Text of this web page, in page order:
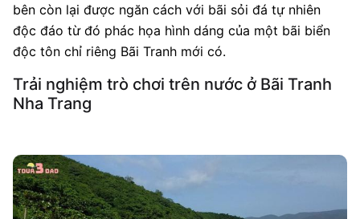
bên còn lại được ngăn cách với bãi sỏi đá tự nhiên
độc đáo từ đó phác họa hình dáng của một bãi biển
độc tôn chỉ riêng Bãi Tranh mới có.
Trải nghiệm trò chơi trên nước ở Bãi Tranh
Nha Trang